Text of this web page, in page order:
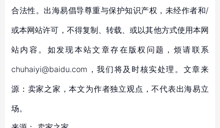
合法性。出海易倡导尊重与保护知识产权，未经作者和/
或本网站许可，不得复制、转载、或以其他方式使用本网
站内容。如发现本站文章存在版权问题，烦请联系
chuhaiyi@baidu.com，我们将及时核实处理。文章来
源：卖家之家，本文为作者独立观点，不代表出海易立
场。